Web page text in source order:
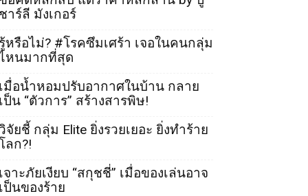
าร์ลี มังเกอร์
หรือไม่? #โรคซึมเศร้า เจอในคนกลุ่ม
หนมากที่สุด
มื่อน้ำหอมปรับอากาศในบ้าน กลาย
ป็น “ตัวการ” สร้างสารพิษ!
จัยชี้ กลุ่ม Elite ยิ่งรวยเยอะ ยิ่งทำร้าย
ลก?!
จาะภัยเงียบ “สกุชชี่” เมื่อของเล่นอาจ
ป็นของร้าย